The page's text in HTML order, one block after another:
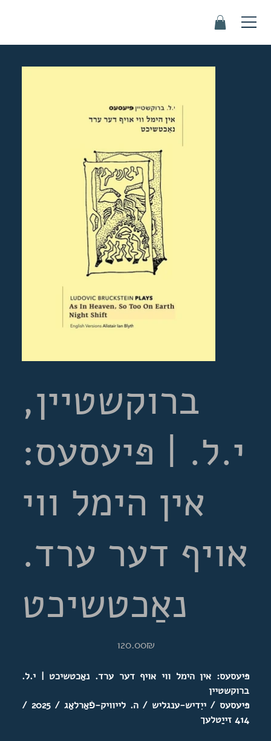
ברוקשטיין,
י.ל. | פּיעסעס:
אין הימל ווי
אויף דער ערד.
נאַכטשיכט
‏120.00 ‏₪
פּיעסעס: אין הימל ווי אויף דער ערד. נאַכטשיכט | י.ל.
ברוקשטיין
פּיעסעס / ייִדיש-ענגליש / ה. לייוויק-פֿאַרלאַג / 2025 /
414 זייַטלעך